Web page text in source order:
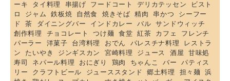
ーキ
タイ料理 串揚げ フードコート デリカテッセン
ビスト
ロ
ジャム 鉄板焼 自然食 焼きそば 精肉 串かつ
シーフー
ド
茶 ダイニングバー インドカレー バル
サンドウィッチ
創作料理
チョコレート つけ麺 食堂 紅茶 カフェ
フレンチ
パーラー
洋菓子 台湾料理 おでん パレスチナ料理
レストラ
ン
たいやき ジンギスカン 宮崎料理 ジュース 酒屋
甘味処
寿司
ネパール料理 おにぎり 鶏肉 ちゃんこ バー
パティス
リー
クラフトビール ジューススタンド 郷土料理 担々麺
浜